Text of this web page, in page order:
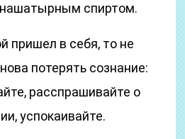
спиртом.
пришел в себя, то не
потерять сознание:
расспрашивайте о
успокаивайте.